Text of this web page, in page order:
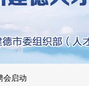
会启动